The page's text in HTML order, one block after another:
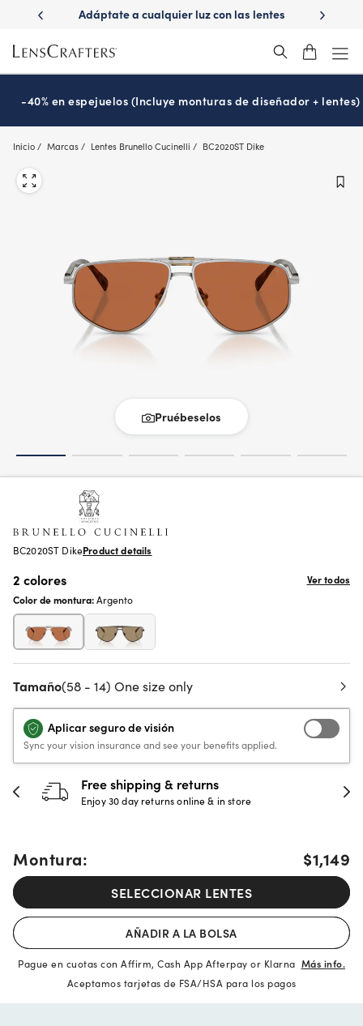
main
content
a cualquier luz con las lentes
¿Es hora de tu examen de
-40% en espejuelos (Incluye monturas de diseñador + lentes)
Inicio Marcas Lentes Brunello Cucinelli BC2020ST Dike
Pruébeselos
BC2020ST DikeProduct details
2 colores
Ver todos
Color de montura:Argento
Tamaño(58 - 14) One size only
Aplicar seguro de visión
Sync your vision insurance and see your benefits applied.
30-day happiness guarantee
Full refund or replacement within 30 days
Montura: $1,149
SELECCIONAR LENTES
AÑADIR A LA BOLSA
Pague en cuotas con Affirm, Cash App Afterpay or Klarna Más info.
Aceptamos tarjetas de FSA/HSA para los pagos